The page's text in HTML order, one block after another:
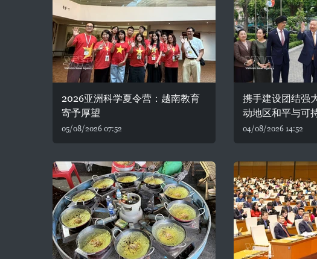
2026亚洲科学夏令营：越南教育
寄予厚望
05/08/2026 07:52
携手建设团结强
动地区和平与可
04/08/2026 14:52